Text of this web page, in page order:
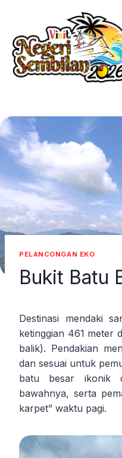
content
PELANCONGAN EKO
Bukit Batu
Destinasi mendaki
ketinggian 461 meter
balik). Pendakian
dan sesuai untuk
batu besar ikonik
bawahnya, serta
karpet” waktu pagi.